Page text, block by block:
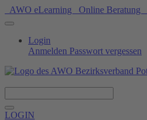
AWO eLearning Online Beratung
Login
Anmelden Passwort vergessen
LOGIN